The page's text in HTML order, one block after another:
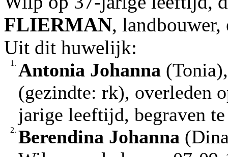
FLIERMAN,
Uit dit huwelijk:
1. Antonia Johanna
(gezindte: rk), overleden
jarige leeftijd, begraven
2. Berendina Johanna